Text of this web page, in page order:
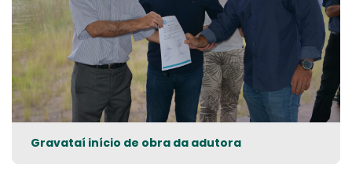
Gravataí início de obra da adutora